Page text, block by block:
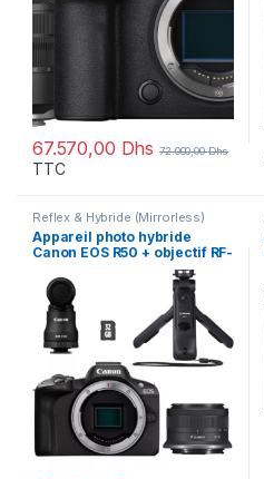
67.570,00 Dhs 72.000,00Dhs
TTC
Reflex & Hybride (Mirrorless)
Appareil photo hybride
Canon EOS R50 + objectif RF-
S 18-45mm F4.5-6.3 IS STM –
Kit pour vlogueur
(5811C035AA)